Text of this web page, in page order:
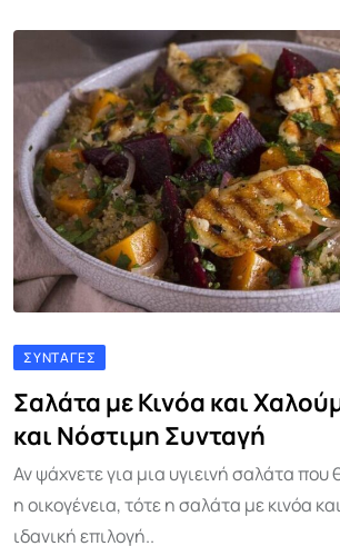
ΣΥΝΤΑΓΈΣ
Σαλάτα με Κινόα και
και Νόστιμη Συνταγή
Αν ψάχνετε για μια υγιεινή σαλάτα
η οικογένεια, τότε η σαλάτα με κινόα
ιδανική επιλογή..